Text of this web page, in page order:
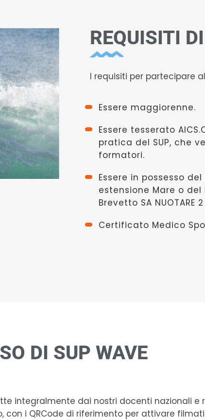
REQUISITI
I requisiti per partecipare
Essere maggiorenne.
Essere tesserato
pratica del SUP, che
formatori.
Essere in possesso
estensione Mare o del
Brevetto SA NUOTARE 2
Certificato Medico
DI SUP WAVE
integralmente dai nostri docenti nazionali e
i QRCode di riferimento per attivare